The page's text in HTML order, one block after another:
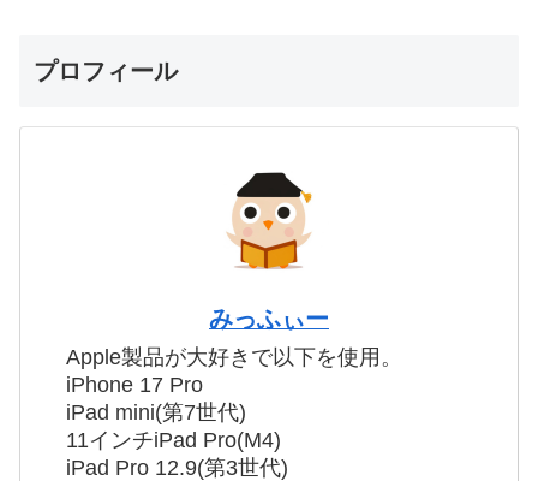
プロフィール
みっふぃー
Apple製品が大好きで以下を使用。
iPhone 17 Pro
iPad mini(第7世代)
11インチiPad Pro(M4)
iPad Pro 12.9(第3世代)